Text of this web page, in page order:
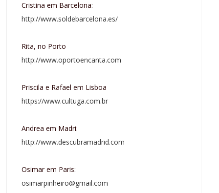
Cristina em Barcelona:
http://www.soldebarcelona.es/
Rita, no Porto
http://www.oportoencanta.com
Priscila e Rafael em Lisboa
https://www.cultuga.com.br
Andrea em Madri:
http://www.descubramadrid.com
Osimar em Paris:
osimarpinheiro@gmail.com